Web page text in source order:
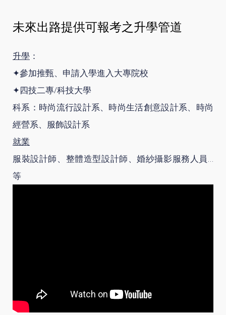
未來出路提供可報考之升學管道
升學 ：
✦參加推甄、申請入學進入大專院校
✦四技二專/科技大學
科系：時尚流行設計系、時尚生活創意設計系、時尚
經營系、服飾設計系
就業
服裝設計師、整體造型設計師、婚紗攝影服務人員…
等